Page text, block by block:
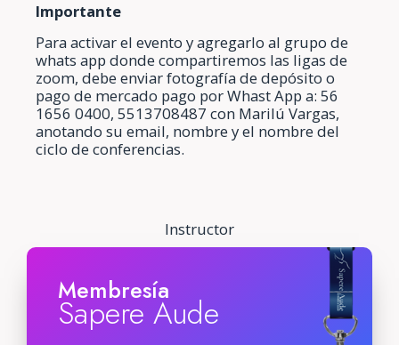
Instructor
Importante
Para activar el evento y agregarlo al grupo de
whats app donde compartiremos las ligas de
zoom, debe enviar fotografía de depósito o
pago de mercado pago por Whast App a: 56
1656 0400, 5513708487 con Marilú Vargas,
anotando su email, nombre y el nombre del
ciclo de conferencias.
Membresía
Sapere Aude